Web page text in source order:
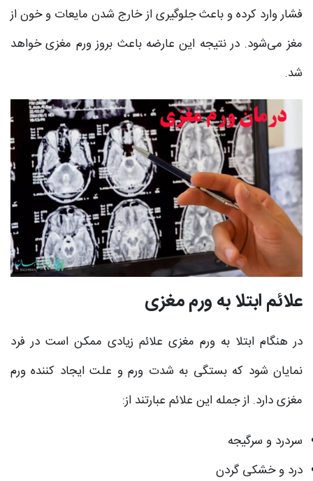
فشار وارد کرده و باعث جلوگیری از خارج شدن مایعات و خون از
مغز می‌شود. در نتیجه این عارضه باعث بروز ورم مغزی خواهد
شد.
علائم ابتلا به ورم مغزی
در هنگام ابتلا به ورم مغزی علائم زیادی ممکن است در فرد
نمایان شود که بستگی به شدت ورم و علت ایجاد کننده ورم
مغزی دارد. از جمله این علائم عبارتند از:
سردرد و سرگیجه
درد و خشکی گردن